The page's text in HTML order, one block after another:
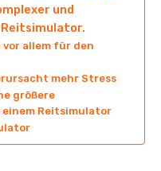
und
allem für den
mehr Stress
größere
Reitsimulator